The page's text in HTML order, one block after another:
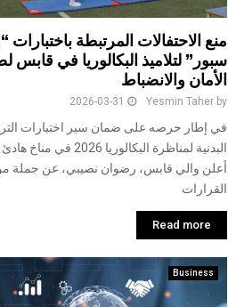
منع الاحتفالات المرتبطة باختبارات
سبور” لتلاميذ البكالوريا في قابس
الأمان والانضباط
by
Yesmin Taher
2026-03-31
في إطار حرصه على ضمان سير اختبارات
البدنية لمناظرة البكالوريا 2026
أعلن والي قابس، رضوان نصيبي، عن جملة
القرارات
Read more
Business